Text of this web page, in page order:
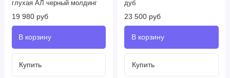
глухая AЛ черный молдинг
19 980 руб
дуб
23 500 руб